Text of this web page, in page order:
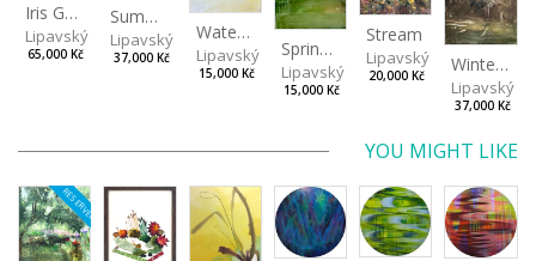
Iris Garden
Lipavský Matěj
65,000 Kč
Summer Evening
Lipavský Matěj
37,000 Kč
Watering Fountain (Above Stromovka)
Lipavský Matěj
15,000 Kč
Spring (Cold Spring)
Lipavský Matěj
15,000 Kč
Stream
Lipavský Matěj
20,000 Kč Winter Sky
Lipavský
37,000 Kč
YOU MIGHT LIKE
RESERVED